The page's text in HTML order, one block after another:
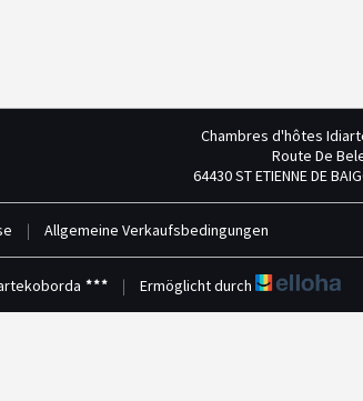
Chambres d'hôtes
Route De
64430 ST ETIENNE DE
| Allgemeine Verkaufsbedingungen
| Ermöglicht durch